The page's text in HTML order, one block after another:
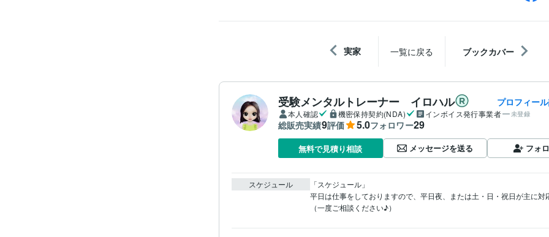
実家 一覧に戻る ブックカバー
受験メンタルトレーナー イロハル プロフィー
本人確認 機密保持契約(NDA) インボイス発行事業者 未登録
総販売実績9評価 5.0フォロワー29
無料で見積り相談 メッセージを送る フォ
スケジュール
「スケジュール」
平日は仕事をしておりますので、平日夜、または土・日・祝日が主に対
（一度ご相談ください♪）